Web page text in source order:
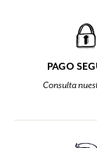
PAGO
Consulta